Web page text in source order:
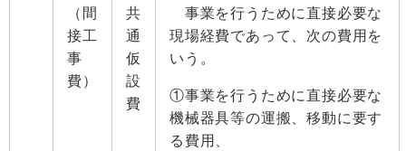
（間
接工
事
費）
共
通
仮
設
費
事業を行うために直接必要な
現場経費であって、次の費用を
いう。
①事業を行うために直接必要な
機械器具等の運搬、移動に要す
る費用、